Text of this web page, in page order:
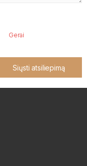
Gerai
Siųsti atsiliepimą